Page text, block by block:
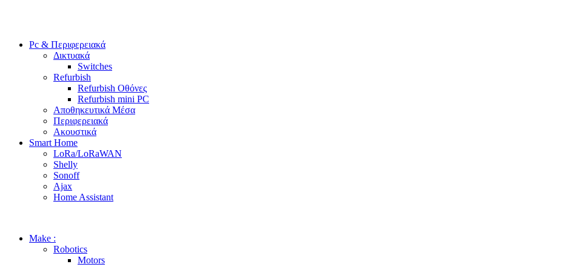
Pc & Περιφερειακά
Δικτυακά
Switches
Refurbish
Refurbish Οθόνες
Refurbish mini PC
Αποθηκευτικά Μέσα
Περιφερειακά
Ακουστικά
Smart Home
LoRa/LoRaWAN
Shelly
Sonoff
Ajax
Home Assistant
Make :
Robotics
Motors